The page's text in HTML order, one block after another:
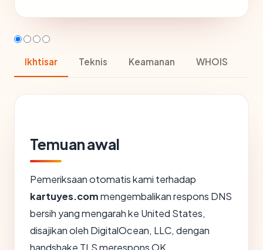
Ikhtisar Teknis Keamanan WHOIS
Temuan awal
Pemeriksaan otomatis kami terhadap
kartuyes.commengembalikan respons DNS
bersih yang mengarah ke United States,
disajikan oleh DigitalOcean, LLC, dengan
handshake TLS merespons OK.